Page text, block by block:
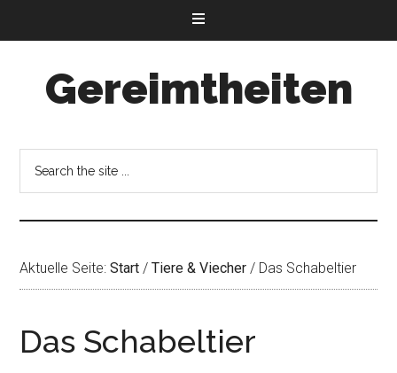
Gereimtheiten
Aktuelle Seite:Start / Tiere & Viecher / Das Schabeltier
Das Schabeltier